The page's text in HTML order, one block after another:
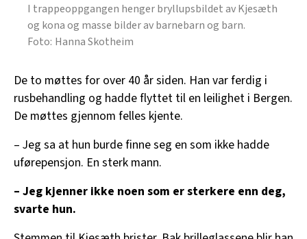
I trappeoppgangen henger bryllupsbildet av Kjesæth
og kona og masse bilder av barnebarn og barn.
Hanna Skotheim
De to møttes for over 40 år siden. Han var ferdig i
rusbehandling og hadde flyttet til en leilighet i Bergen.
De møttes gjennom felles kjente.
– Jeg sa at hun burde finne seg en som ikke hadde
uførepensjon. En sterk mann.
– Jeg kjenner ikke noen som er sterkere enn deg,
svarte hun.